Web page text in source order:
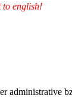
to english!
administrative